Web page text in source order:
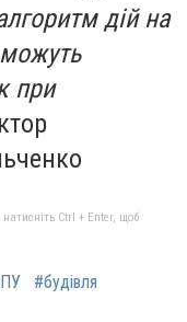
дій на
при
Ctrl + Enter, щоб
#будівля